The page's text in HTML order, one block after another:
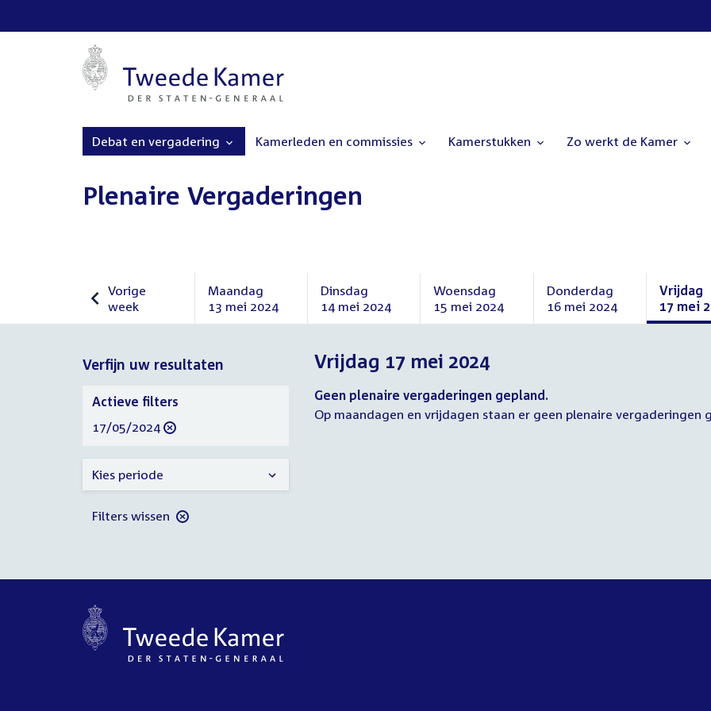
Debat en vergadering Kamerleden en commissies Kamerstukken Zo werkt de Kamer
Plenaire Vergaderingen
Vorige
week
Vorige
Maandag
13 mei 2024
Maandag
2024
Dinsdag
14 mei 2024
Dinsdag
mei
2024
Woensdag
15 mei 2024
Woensdag
mei
2024
Donderdag
16 mei 2024
Donderdag
Vrijdag
17 mei
Vrijdag
Vrijdag 17 mei 2024
Verfijn uw resultaten
Geen plenaire vergaderingen gepland.
Op maandagen en vrijdagen staan er geen plenaire vergaderingen
Verfijn
uw
resultaten
Actieve filters
verwijder
17/05/2024
Kies periode
Filters wissen